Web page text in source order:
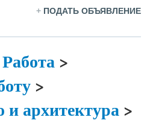
+ ПОДАТЬ ОБЪЯВЛЕНИЕ
Работа>
>
и архитектура>